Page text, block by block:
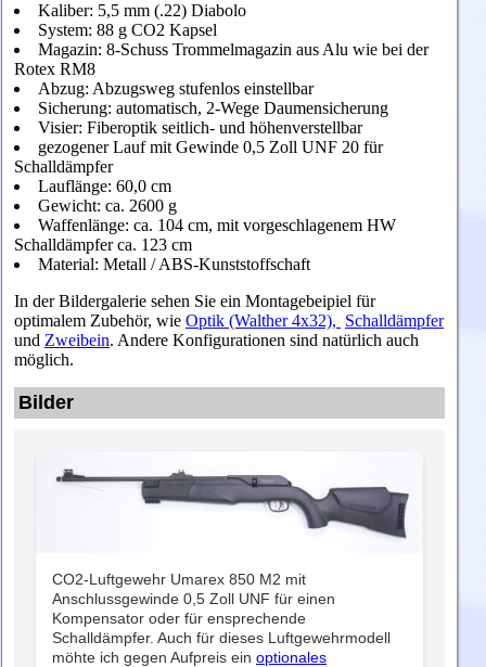
Kaliber: 5,5 mm (.22) Diabolo
System: 88 g CO2 Kapsel
Magazin: 8-Schuss Trommelmagazin aus Alu wie bei der
Rotex RM8
Abzug: Abzugsweg stufenlos einstellbar
Sicherung: automatisch, 2-Wege Daumensicherung
Visier: Fiberoptik seitlich- und höhenverstellbar
gezogener Lauf mit Gewinde 0,5 Zoll UNF 20 für
Schalldämpfer
Lauflänge: 60,0 cm
Gewicht: ca. 2600 g
Waffenlänge: ca. 104 cm, mit vorgeschlagenem HW
Schalldämpfer ca. 123 cm
Material: Metall / ABS-Kunststoffschaft
In der Bildergalerie sehen Sie ein Montagebeipiel für
optimalem Zubehör, wie Optik (Walther 4x32), Schalldämpfer
und Zweibein. Andere Konfigurationen sind natürlich auch
möglich.
Bilder
CO2-Luftgewehr Umarex 850 M2 mit
Anschlussgewinde 0,5 Zoll UNF für einen
Kompensator oder für ensprechende
Schalldämpfer. Auch für dieses Luftgewehrmodell
möhte ich gegen Aufpreis ein optionales